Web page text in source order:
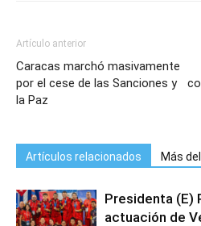
Artículo anterior
Caracas marchó masivamente
por el cese de las Sanciones y
la Paz
Artículos relacionados Más
Presidenta (E)
actuación de